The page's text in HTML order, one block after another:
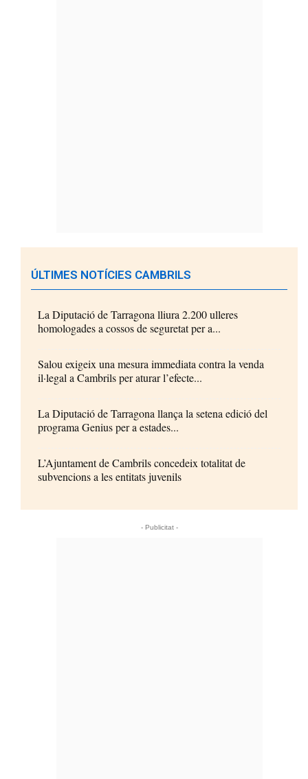
ÚLTIMES NOTÍCIES CAMBRILS
La Diputació de Tarragona lliura 2.200 ulleres
homologades a cossos de seguretat per a...
Salou exigeix una mesura immediata contra la venda
il·legal a Cambrils per aturar l’efecte...
La Diputació de Tarragona llança la setena edició del
programa Genius per a estades...
L’Ajuntament de Cambrils concedeix totalitat de
subvencions a les entitats juvenils
- Publicitat -